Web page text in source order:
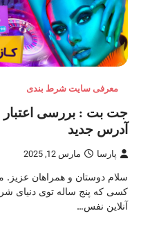
معرفی سایت شرط بندی
جت بت : بررسی
آدرس جدید
پارسا مارس 12, 2025
سلام دوستان و همراهان عزیز.
کسی که پنج ساله توی دنیای
آنلاین نفس…